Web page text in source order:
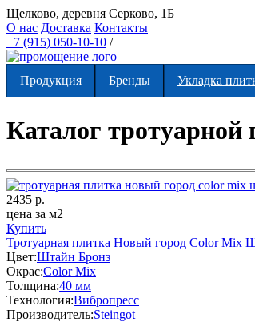
Щелково, деревня Серково, 1Б
О нас Доставка Контакты
+7 (915) 050-10-10 /
Продукция Бренды Укладка
Вы здесь
Каталог
2435 р.
цена за м2
Купить
Тротуарная плитка Новый город Color Mix
Цвет:Штайн Бронз
Окрас:Color Mix
Толщина:40 мм
Технология:Вибропресс
Производитель:Steingot